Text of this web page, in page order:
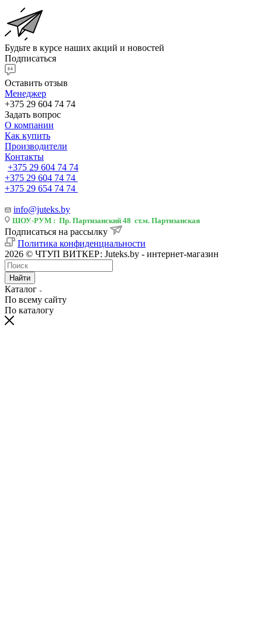
Будьте в курсе наших акций и новостей
Подписаться
Оставить отзыв
Менеджер
+375 29 604 74 74
Задать вопрос
О компании
Как купить
Производители
Контакты
+375 29 604 74 74
+375 29 604 74 74
+375 29 654 74 74
info@juteks.by
ШОУ-РУМ : Пр. Партизанский 48 ст.м. Партизанская
Подписаться на рассылку
Политика конфиденциальности
2026 © ЧТУП ВИТКЕР: Juteks.by - интернет-магазин
Найти
Каталог
По всему сайту
По каталогу